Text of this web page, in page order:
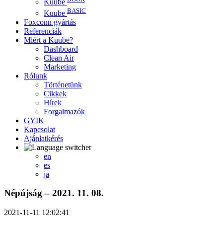
Kuube
Kuube BASIC
Foxconn gyártás
Referenciák
Miért a Kuube?
Dashboard
Clean Air
Marketing
Rólunk
Történetünk
Cikkek
Hírek
Forgalmazók
GYIK
Kapcsolat
Ajánlatkérés
en
es
ja
Népújság – 2021. 11. 08.
2021-11-11 12:02:41